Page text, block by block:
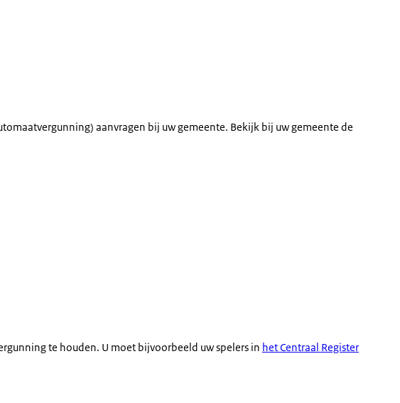
aanvragen bij uw gemeente. Bekijk bij uw gemeente de
te houden. U moet bijvoorbeeld uw spelers in het Centraal Register